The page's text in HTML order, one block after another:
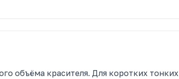
объёма красителя. Для коротких тонких